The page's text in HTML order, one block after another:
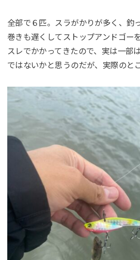
全部で６匹。スラがかりが多く、釣
巻きも遅くしてストップアンドゴー
スレでかかってきたので、実は一部
ではないかと思うのだが、実際のと